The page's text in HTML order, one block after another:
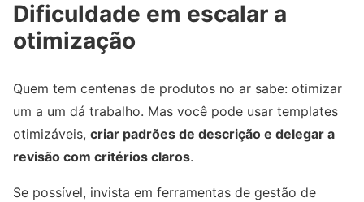
Dificuldade em escalar a
otimização
Quem tem centenas de produtos no ar sabe: otimizar
um a um dá trabalho. Mas você pode usar templates
otimizáveis, criar padrões de descrição e delegar a
revisão com critérios claros.
Se possível, invista em ferramentas de gestão de